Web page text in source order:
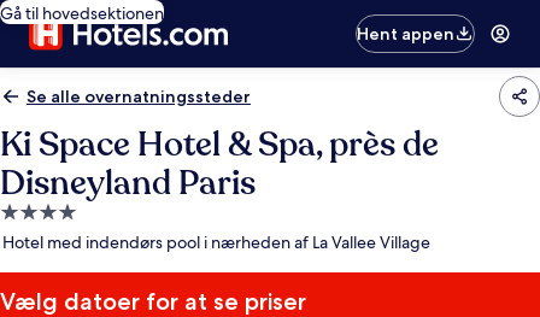
Gå til hovedsektionen
Hent appen
Se alle overnatningssteder
Ki Space Hotel & Spa, près de
Disneyland Paris
4.0-
stjernet
Hotel med indendørs pool i nærheden af La Vallee Village
Vælg datoer for at se priser